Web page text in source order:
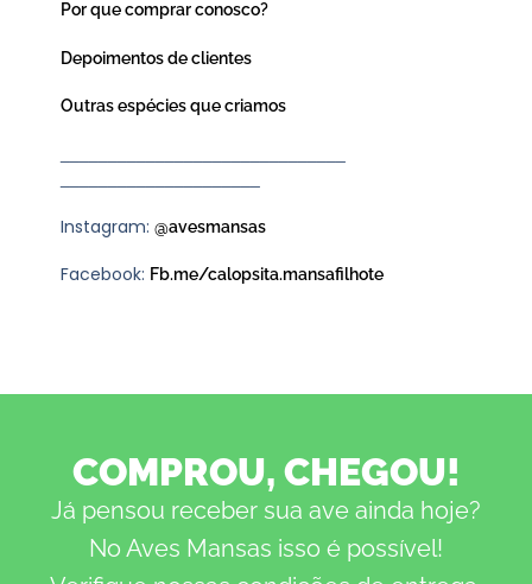
Por que comprar conosco?
Depoimentos de clientes
Outras espécies que criamos
Instagram:@avesmansas
Facebook: Fb.me/calopsita.mansafilhote
COMPROU, CHEGOU!
Já pensou receber sua ave ainda hoje?
No Aves Mansas isso é possível!